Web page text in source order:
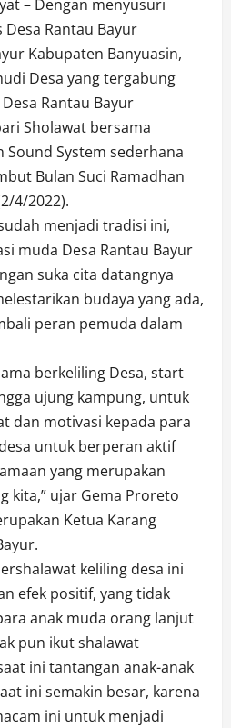
– Dengan menyusuri
Desa Rantau Bayur
Kabupaten Banyuasin,
Desa yang tergabung
Rantau Bayur
Sholawat bersama
Sound System sederhana
Bulan Suci Ramadhan
4/2022).
menjadi tradisi ini,
muda Desa Rantau Bayur
suka cita datangnya
budaya yang ada,
peran pemuda dalam
berkeliling Desa, start
ujung kampung, untuk
dan motivasi kepada para
untuk berperan aktif
yang merupakan
kita,” ujar Gema Proreto
Ketua Karang
keliling desa ini
efek positif, yang tidak
anak muda orang lanjut
pun ikut shalawat
ini tantangan anak-anak
ini semakin besar, karena
ini untuk menjadi